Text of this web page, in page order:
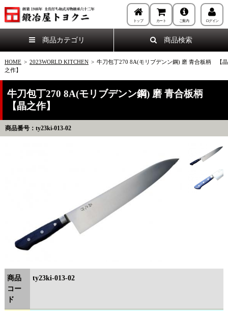
トップ カート ご案内 ログイン
商品カテゴリ 商品検索
HOME > 2023WORLD KITCHEN > 牛刀包丁270 8A(モリブデンン鋼) 磨 青合板柄 【晶
之作】
牛刀包丁270 8A(モリブデンン鋼) 磨 青合板柄
【晶之作】
商品番号：ty23ki-013-02
商品
コー
ド
ty23ki-013-02